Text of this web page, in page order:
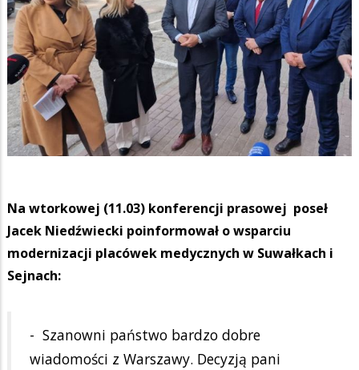
Na wtorkowej (11.03) konferencji prasowej poseł
Jacek Niedźwiecki poinformował o wsparciu
modernizacji placówek medycznych w Suwałkach i
Sejnach:
- Szanowni państwo bardzo dobre
wiadomości z Warszawy. Decyzją pani